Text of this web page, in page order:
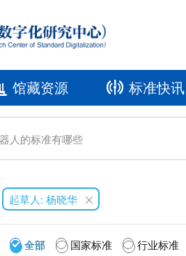
馆藏资源 标准快讯
起草人: 杨晓华
全部 国家标准 行业标准